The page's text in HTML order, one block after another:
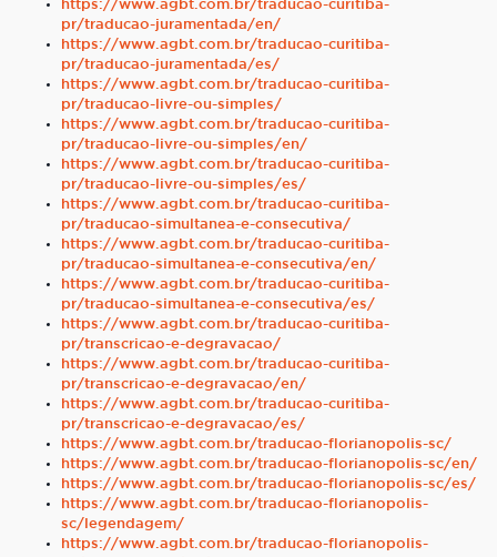
https://www.agbt.com.br/traducao-curitiba-
pr/traducao-juramentada/en/
https://www.agbt.com.br/traducao-curitiba-
pr/traducao-juramentada/es/
https://www.agbt.com.br/traducao-curitiba-
pr/traducao-livre-ou-simples/
https://www.agbt.com.br/traducao-curitiba-
pr/traducao-livre-ou-simples/en/
https://www.agbt.com.br/traducao-curitiba-
pr/traducao-livre-ou-simples/es/
https://www.agbt.com.br/traducao-curitiba-
pr/traducao-simultanea-e-consecutiva/
https://www.agbt.com.br/traducao-curitiba-
pr/traducao-simultanea-e-consecutiva/en/
https://www.agbt.com.br/traducao-curitiba-
pr/traducao-simultanea-e-consecutiva/es/
https://www.agbt.com.br/traducao-curitiba-
pr/transcricao-e-degravacao/
https://www.agbt.com.br/traducao-curitiba-
pr/transcricao-e-degravacao/en/
https://www.agbt.com.br/traducao-curitiba-
pr/transcricao-e-degravacao/es/
https://www.agbt.com.br/traducao-florianopolis-sc/
https://www.agbt.com.br/traducao-florianopolis-sc/en/
https://www.agbt.com.br/traducao-florianopolis-sc/es/
https://www.agbt.com.br/traducao-florianopolis-
sc/legendagem/
https://www.agbt.com.br/traducao-florianopolis-